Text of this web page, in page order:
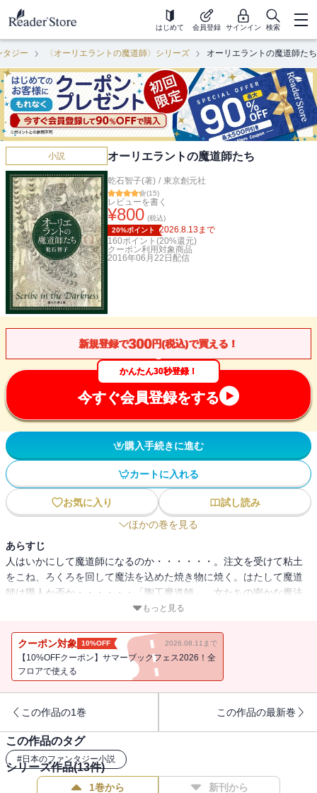
はじめて 会員登録 サインイン 検索
タジー 〈オーリエラントの魔道師〉シリーズ オーリエラントの魔道師たち
小説 オーリエラントの魔道師たち
乾石智子(著) / 東京創元社
(15)
レビューを書く
¥800 (税込)
20%ポイント
2026.8.13まで
160ポイント(20%還元)
クーポン利用対象商品
2016年06月22日 配信
新規登録で300円(税込)で買える！
かんたん30秒登録！
今すぐ会員登録をする
購入手続きに進む
カートに入れる
お気に入り
試し読み
ほかの巻を見る
あらすじ
人はいかにして魔道師になるのか・・・・・・。注文を受けて粘土
をこね、ろくろを回して魔法を込めた焼き物に焼く。はたして魔道
師は職人か否か・・・・・・「陶工魔道師」、女たちの密かな魔法
組織を描く「闇を抱く」、死体を用いる姿なきプアダンの魔道師の
〈夜の写本師〉の物語「魔道写本師」。異なる四つの魔法を操る魔
道師たちの物語四篇を収録。『夜の写本師』で一躍脚光を浴び、日
本ファンタジーの歴史を塗り替え続ける著者の人気シリーズ〈オー
もっと見る
クーポン対象 10%OFF 2026.08.11まで
【10%OFFクーポン】サマーブックフェス2026！全
フロアで使える
この作品の1巻 この作品の最新巻
この作品のタグ
#日本のファンタジー小説
シリーズ作品(13件)
1巻から 新刊から